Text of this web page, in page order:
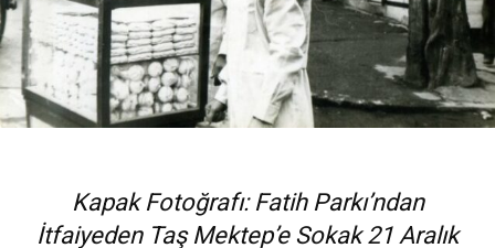
Kapak Fotoğrafı: Fatih Parkı’ndan
İtfaiyeden Taş Mektep’e Sokak 21 Aralık